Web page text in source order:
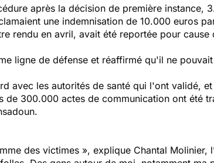
après la décision de première instance,
une indemnisation de 10.000 euros
rendu en avril, avait été reportée pour cause
ligne de défense et réaffirmé qu'il ne
avec les autorités de santé qui l'ont validé,
300.000 actes de communication ont été
des victimes », explique Chantal Molinier,